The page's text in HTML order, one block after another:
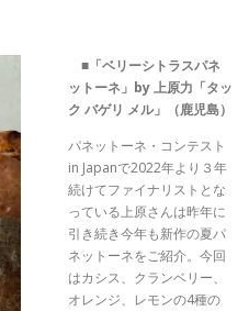
■「ベリーシトラスパネ
ットーネ」by 上原力「タッ
ク バゲリ メル」（鹿児島）
パネットーネ・コンテスト
in Japanで2022年より３年
続けてファイナリストとな
っている上原さんは昨年に
引き続き今年も新作の夏パ
ネットーネをご紹介。今回
はカシス、クランベリー、
オレンジ、レモンの4種の